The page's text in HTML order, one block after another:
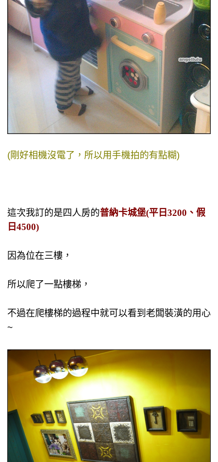
(剛好相機沒電了，所以用手機拍的有點糊)
這次我訂的是四人房的普納卡城堡(平日3200、假
日4500)
因為位在三樓，
所以爬了一點樓梯，
不過在爬樓梯的過程中就可以看到老闆裝潢的用心
~